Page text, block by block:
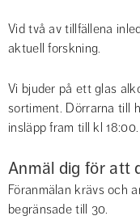
Vid två av tillfällena
aktuell forskning.
Vi bjuder på ett glas
sortiment. Dörrarna till
insläpp fram till kl
Anmäl dig för att
Föranmälan krävs och
begränsade till 30.